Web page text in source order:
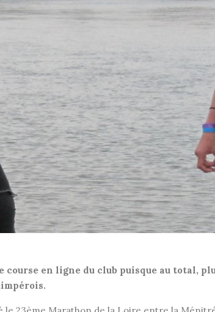
en ligne du club puisque au total,